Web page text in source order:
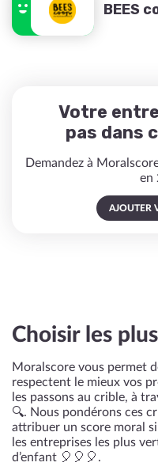
BEES
Votre
pas dans
Demandez à
en
AJOUTER
Choisir les
Moralscore vous permet
respectent le mieux vos
les passons au crible, à
🔍. Nous pondérons ces
attribuer un score moral
les entreprises les plus
d’enfant 🎈🎈🎈.